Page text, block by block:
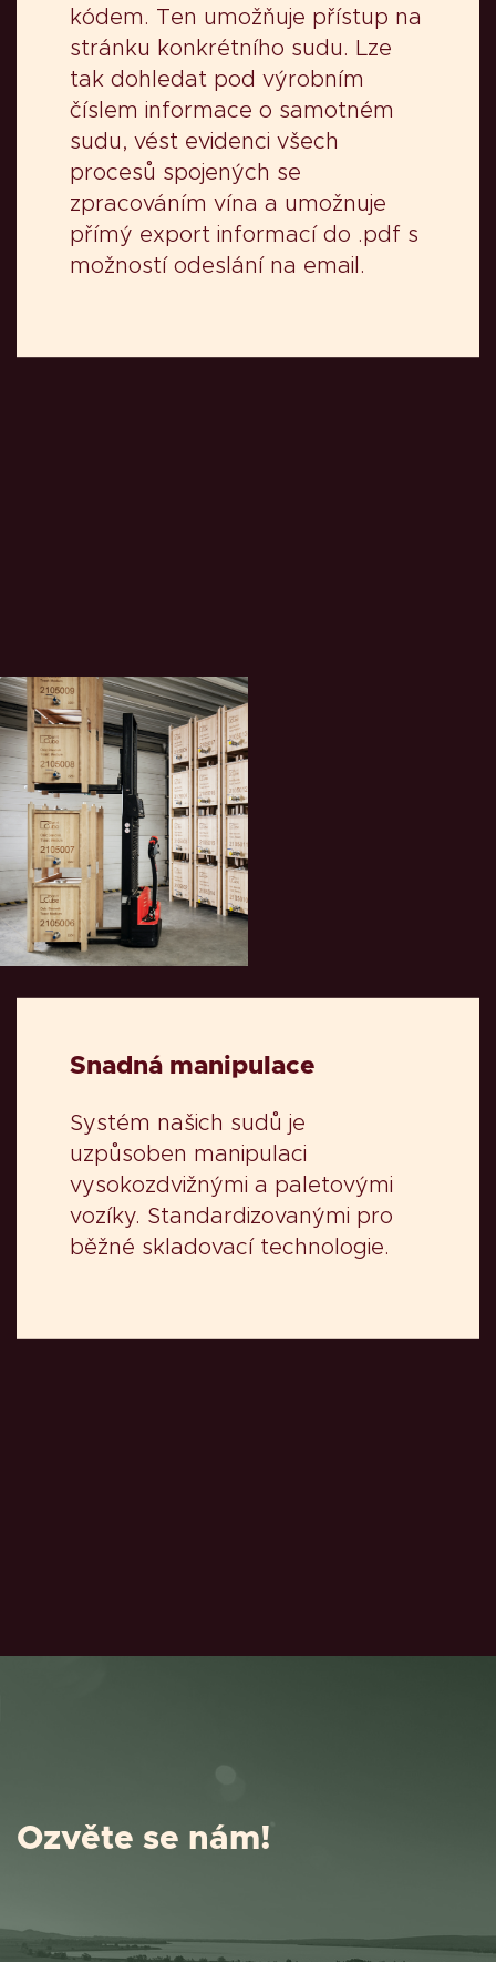
kódem. Ten umožňuje přístup na
stránku konkrétního sudu. Lze
tak dohledat pod výrobním
číslem informace o samotném
sudu, vést evidenci všech
procesů spojených se
zpracováním vína a umožnuje
přímý export informací do .pdf s
možností odeslání na email.
Snadná manipulace
Systém našich sudů je
uzpůsoben manipulaci
vysokozdvižnými a paletovými
vozíky. Standardizovanými pro
běžné skladovací technologie.
Ozvěte se nám!